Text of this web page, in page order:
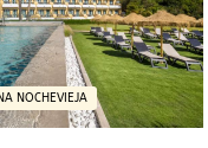
NOCHEVIEJA